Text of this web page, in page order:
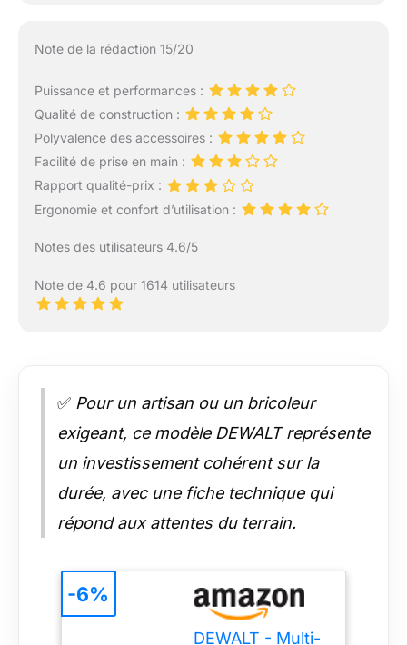
Note de la rédaction 15/20
Puissance et performances :
Qualité de construction :
Polyvalence des accessoires :
Facilité de prise en main :
Rapport qualité-prix :
Ergonomie et confort d’utilisation :
Notes des utilisateurs 4.6/5
Note de 4.6 pour 1614 utilisateurs
✅ Pour un artisan ou un bricoleur
exigeant, ce modèle DEWALT représente
un investissement cohérent sur la
durée, avec une fiche technique qui
répond aux attentes du terrain.
DEWALT - Multi-
-6%